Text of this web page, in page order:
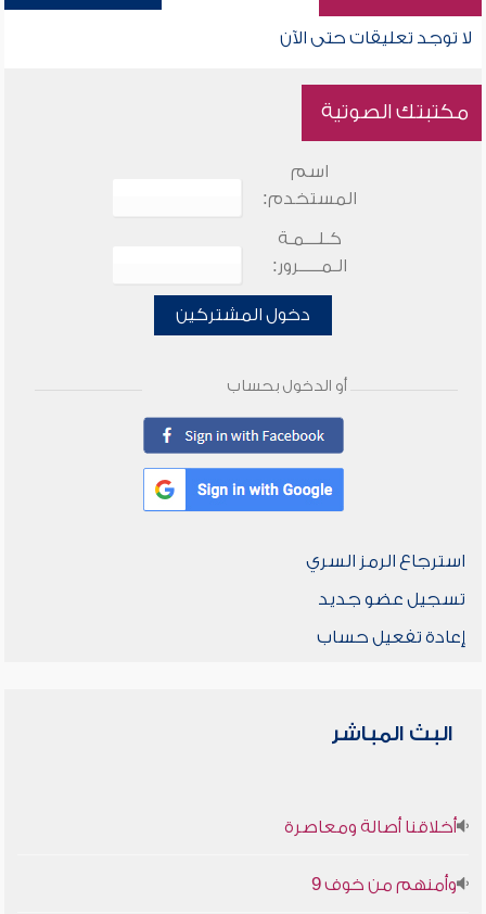
لا توجد تعليقات حتى الآن
مكتبتك الصوتية
اسم
المستخدم:
كـلـــمـة
الـمـــــرور:
دخول المشتركين
أو الدخول بحساب
استرجاع الرمز السري
تسجيل عضو جديد
إعادة تفعيل حساب
البث المباشر
أخلاقنا أصالة ومعاصرة
وأمنهم من خوف 9